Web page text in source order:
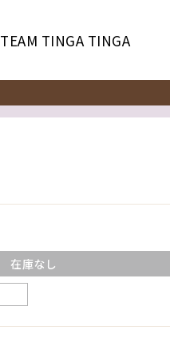
TEAM TINGA TINGA
在庫なし